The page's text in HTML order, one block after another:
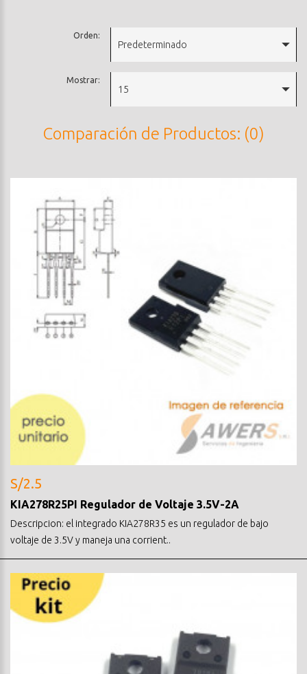
Orden:
Predeterminado
Mostrar:
15
Comparación de Productos: (0)
S/2.5
KIA278R25PI Regulador de Voltaje 3.5V-2A
Descripcion: el integrado KIA278R35 es un regulador de bajo
voltaje de 3.5V y maneja una corrient..